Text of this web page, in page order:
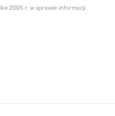
2005 r. w sprawie informacji